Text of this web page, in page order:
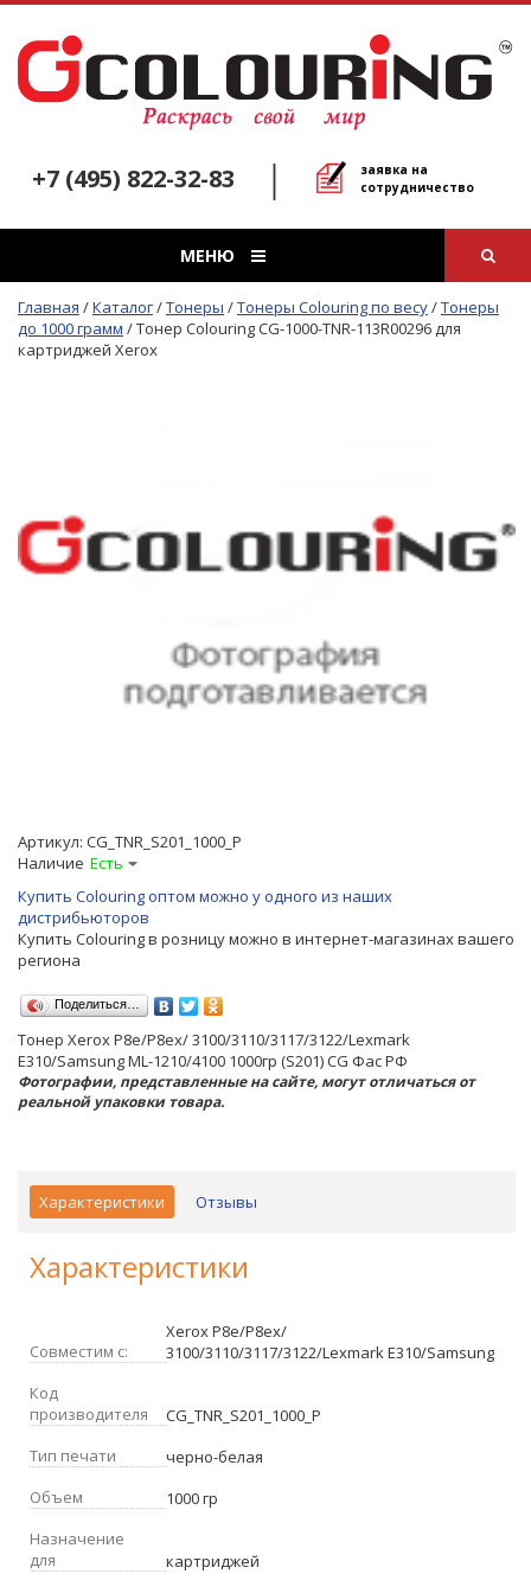
+7 (495) 822-32-83
заявка на
сотрудничество
МЕНЮ
Главная /Каталог/Тонеры /Тонеры Colouring по весу/Тонеры
до 1000 грамм /Тонер Colouring CG-1000-TNR-113R00296 для
картриджей Xerox
Артикул: CG_TNR_S201_1000_P
Наличие Есть
Купить Colouring оптом можно у одного из наших
дистрибьюторов
Купить Colouring в розницу можно в интернет-магазинах вашего
региона
Поделиться…
Тонер Xerox P8e/P8ex/ 3100/3110/3117/3122/Lexmark
E310/Samsung ML-1210/4100 1000гр (S201) CG Фас РФ
Фотографии, представленные на сайте, могут отличаться от
реальной упаковки товара.
Характеристики Отзывы
Характеристики
Совместим с:
Xerox P8e/P8ex/
3100/3110/3117/3122/Lexmark E310/Samsung
Код
производителя
CG_TNR_S201_1000_P
Тип печати
черно-белая
Объем
1000 гр
Назначение
для
картриджей